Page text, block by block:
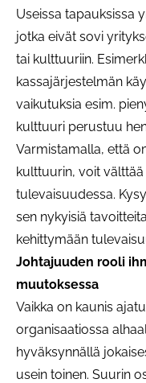
Useissa tapauksissa
jotka eivät sovi
tai kulttuuriin.
kassajärjestelmän
vaikutuksia esim.
kulttuuri perustuu
Varmistamalla, että
kulttuurin, voit välttää
tulevaisuudessa.
sen nykyisiä
kehittymään
Johtajuuden rooli
muutoksessa
Vaikka on kaunis
organisaatiossa
hyväksynnällä
usein toinen. Suurin